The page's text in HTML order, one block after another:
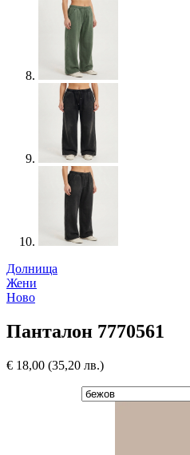
Долнища
Жени
Ново
Панталон 7770561
€ 18,00 (35,20 лв.)